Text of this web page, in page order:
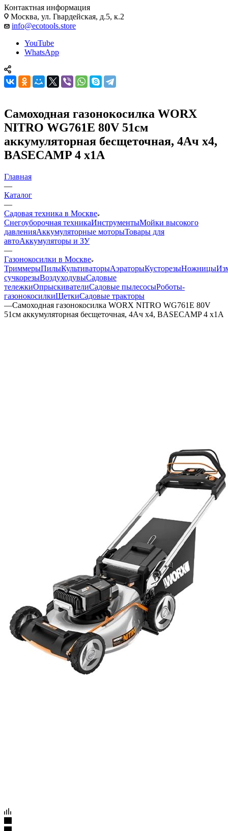
Контактная информация
Москва, ул. Гвардейская, д.5, к.2
info@ecotools.store
YouTube
WhatsApp
Самоходная газонокосилка WORX
NITRO WG761E 80V 51см
аккумуляторная бесщеточная, 4Ач х4,
BASECAMP 4 х1А
Главная
—
Каталог
—
Садовая техника в Москве
Снегоуборочная техникаИнструментыМойки высокого
давленияАккумуляторные моторыТовары для
автоАккумуляторы и ЗУ
—
Газонокосилки в Москве
ТриммерыПилыКультиваторыАэраторыКусторезыНожницы
сучкорезыВоздуходувыСадовые
тележкиОпрыскивателиСадовые пылесосыРоботы-
газонокосилкиЩеткиСадовые тракторы
—Самоходная газонокосилка WORX NITRO WG761E 80V
51см аккумуляторная бесщеточная, 4Ач х4, BASECAMP 4 х1А